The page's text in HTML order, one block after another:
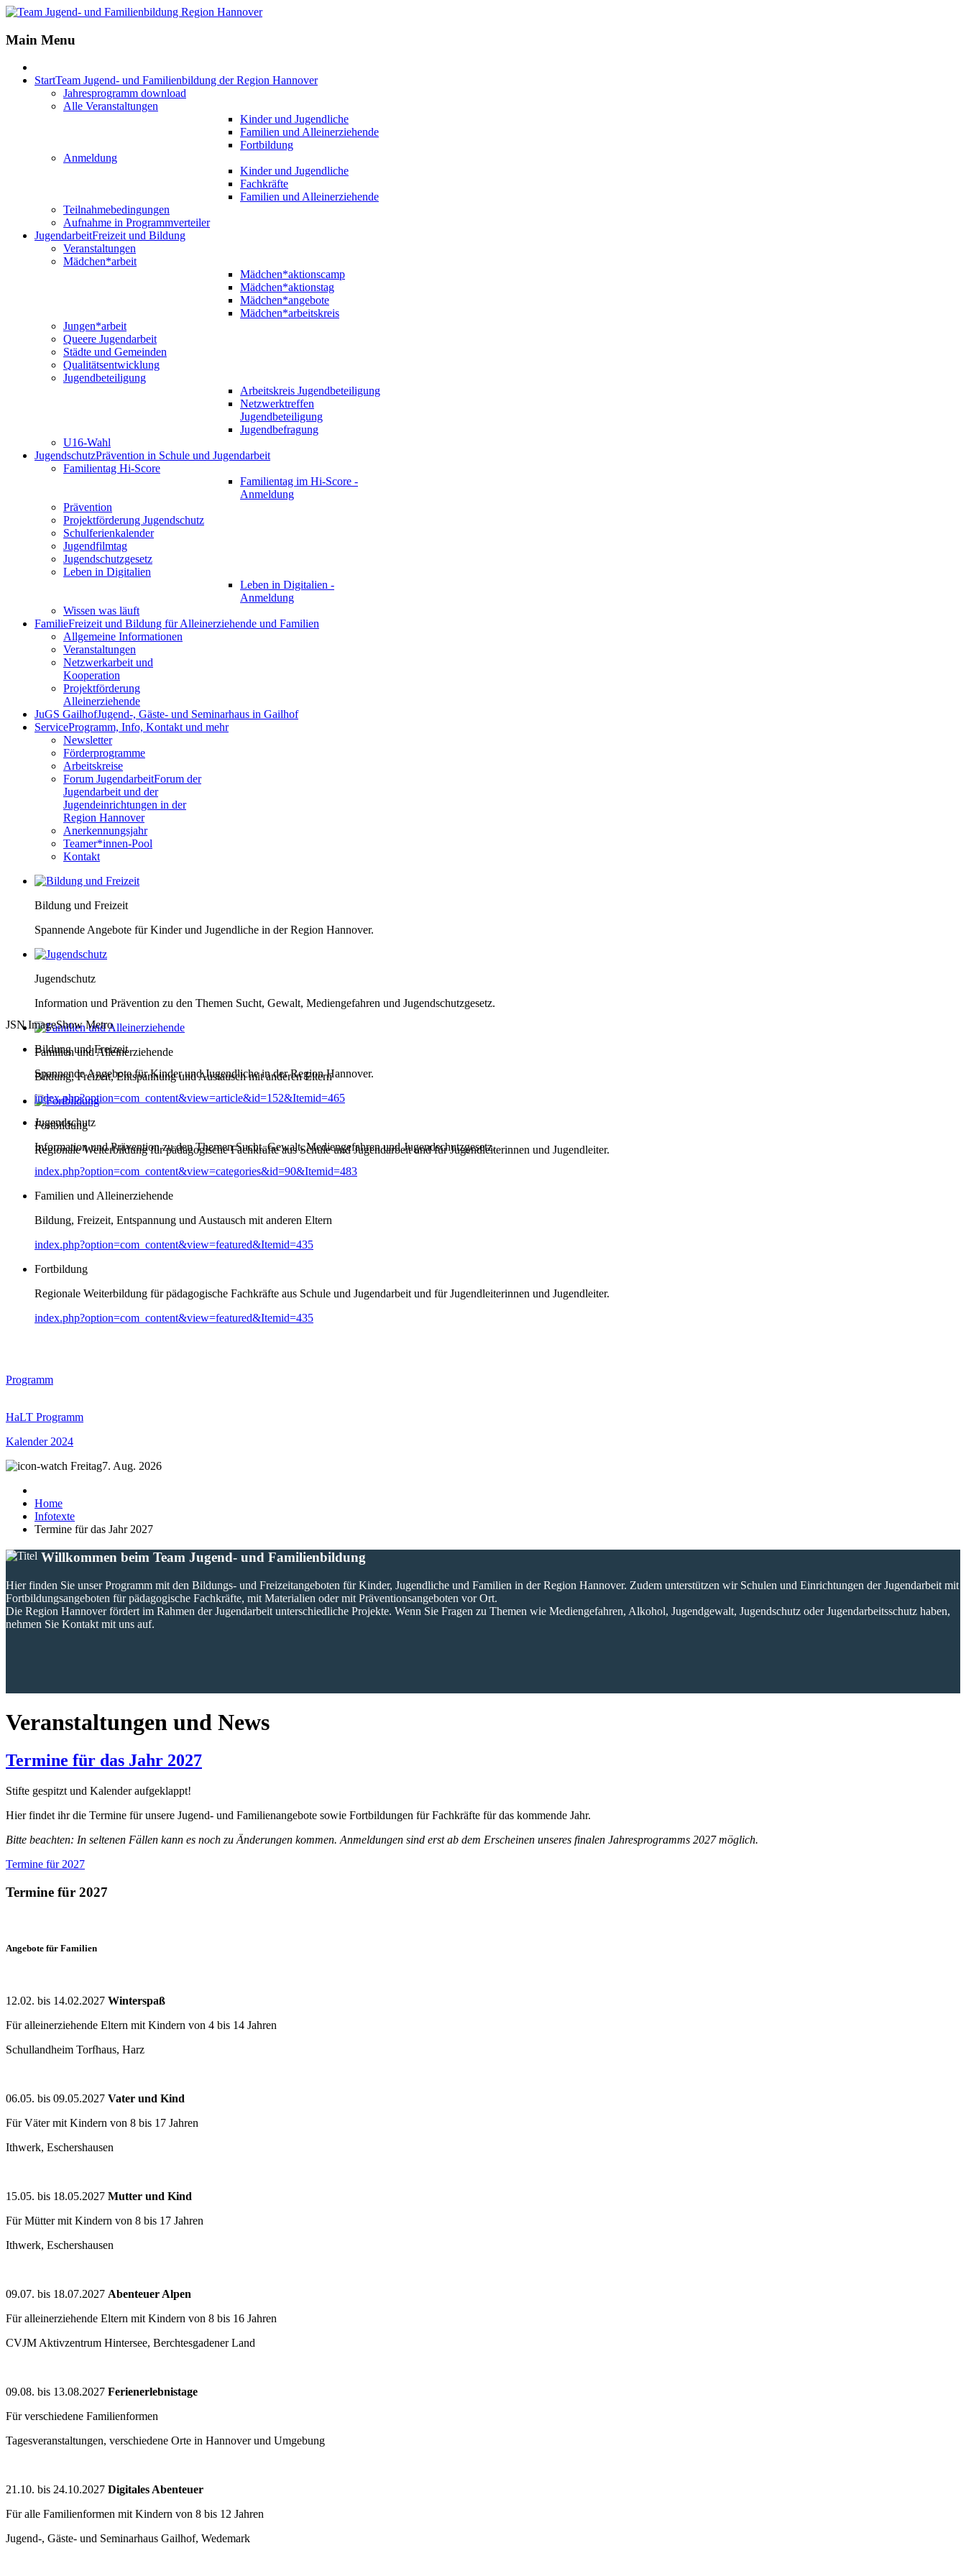
Main Menu
StartTeam Jugend- und Familienbildung der Region Hannover
Jahresprogramm download
Alle Veranstaltungen
Kinder und Jugendliche
Familien und Alleinerziehende
Fortbildung
Anmeldung
Kinder und Jugendliche
Fachkräfte
Familien und Alleinerziehende
Teilnahmebedingungen
Aufnahme in Programmverteiler
JugendarbeitFreizeit und Bildung
Veranstaltungen
Mädchen*arbeit
Mädchen*aktionscamp
Mädchen*aktionstag
Mädchen*angebote
Mädchen*arbeitskreis
Jungen*arbeit
Queere Jugendarbeit
Städte und Gemeinden
Qualitätsentwicklung
Jugendbeteiligung
Arbeitskreis Jugendbeteiligung
Netzwerktreffen
Jugendbeteiligung
Jugendbefragung
U16-Wahl
JugendschutzPrävention in Schule und Jugendarbeit
Familientag Hi-Score
Familientag im Hi-Score -
Anmeldung
Prävention
Projektförderung Jugendschutz
Schulferienkalender
Jugendfilmtag
Jugendschutzgesetz
Leben in Digitalien
Leben in Digitalien -
Anmeldung
Wissen was läuft
FamilieFreizeit und Bildung für Alleinerziehende und Familien
Allgemeine Informationen
Veranstaltungen
Netzwerkarbeit und
Kooperation
Projektförderung
Alleinerziehende
JuGS GailhofJugend-, Gäste- und Seminarhaus in Gailhof
ServiceProgramm, Info, Kontakt und mehr
Newsletter
Förderprogramme
Arbeitskreise
Forum JugendarbeitForum der
Jugendarbeit und der
Jugendeinrichtungen in der
Region Hannover
Anerkennungsjahr
Teamer*innen-Pool
Kontakt
Bildung und Freizeit
Spannende Angebote für Kinder und Jugendliche in der Region Hannover.
Jugendschutz
Information und Prävention zu den Themen Sucht, Gewalt, Mediengefahren und Jugendschutzgesetz.
Familien und Alleinerziehende
Bildung, Freizeit, Entspannung und Austausch mit anderen Eltern
Fortbildung
Regionale Weiterbildung für pädagogische Fachkräfte aus Schule und Jugendarbeit und für Jugendleiterinnen und Jugendleiter.
JSN ImageShow Metro
Bildung und Freizeit
Spannende Angebote für Kinder und Jugendliche in der Region Hannover.
index.php?option=com_content&view=article&id=152&Itemid=465
Jugendschutz
Information und Prävention zu den Themen Sucht, Gewalt, Mediengefahren und Jugendschutzgesetz.
index.php?option=com_content&view=categories&id=90&Itemid=483
Familien und Alleinerziehende
Bildung, Freizeit, Entspannung und Austausch mit anderen Eltern
index.php?option=com_content&view=featured&Itemid=435
Fortbildung
Regionale Weiterbildung für pädagogische Fachkräfte aus Schule und Jugendarbeit und für Jugendleiterinnen und Jugendleiter.
index.php?option=com_content&view=featured&Itemid=435
Programm
HaLT Programm
Kalender 2024
Freitag7. Aug. 2026
Home
Infotexte
Termine für das Jahr 2027
Willkommen beim Team Jugend- und Familienbildung
Hier finden Sie unser Programm mit den Bildungs- und Freizeitangeboten für Kinder, Jugendliche und Familien in der Region Hannover. Zudem unterstützen wir Schulen und Einrichtungen der Jugendarbeit mit
Fortbildungsangeboten für pädagogische Fachkräfte, mit Materialien oder mit Präventionsangeboten vor Ort.
Die Region Hannover fördert im Rahmen der Jugendarbeit unterschiedliche Projekte. Wenn Sie Fragen zu Themen wie Mediengefahren, Alkohol, Jugendgewalt, Jugendschutz oder Jugendarbeitsschutz haben,
nehmen Sie Kontakt mit uns auf.
Veranstaltungen und News
Termine für das Jahr 2027
Stifte gespitzt und Kalender aufgeklappt!
Hier findet ihr die Termine für unsere Jugend- und Familienangebote sowie Fortbildungen für Fachkräfte für das kommende Jahr.
Bitte beachten: In seltenen Fällen kann es noch zu Änderungen kommen. Anmeldungen sind erst ab dem Erscheinen unseres finalen Jahresprogramms 2027 möglich.
Termine für 2027
Termine für 2027
Angebote für Familien
12.02. bis 14.02.2027 Winterspaß
Für alleinerziehende Eltern mit Kindern von 4 bis 14 Jahren
Schullandheim Torfhaus, Harz
06.05. bis 09.05.2027 Vater und Kind
Für Väter mit Kindern von 8 bis 17 Jahren
Ithwerk, Eschershausen
15.05. bis 18.05.2027 Mutter und Kind
Für Mütter mit Kindern von 8 bis 17 Jahren
Ithwerk, Eschershausen
09.07. bis 18.07.2027 Abenteuer Alpen
Für alleinerziehende Eltern mit Kindern von 8 bis 16 Jahren
CVJM Aktivzentrum Hintersee, Berchtesgadener Land
09.08. bis 13.08.2027 Ferienerlebnistage
Für verschiedene Familienformen
Tagesveranstaltungen, verschiedene Orte in Hannover und Umgebung
21.10. bis 24.10.2027 Digitales Abenteuer
Für alle Familienformen mit Kindern von 8 bis 12 Jahren
Jugend-, Gäste- und Seminarhaus Gailhof, Wedemark
Jahr
Monat
Jahr
Monat